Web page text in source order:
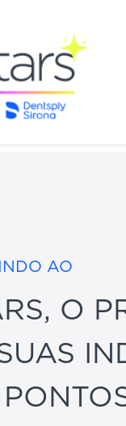
AO
O